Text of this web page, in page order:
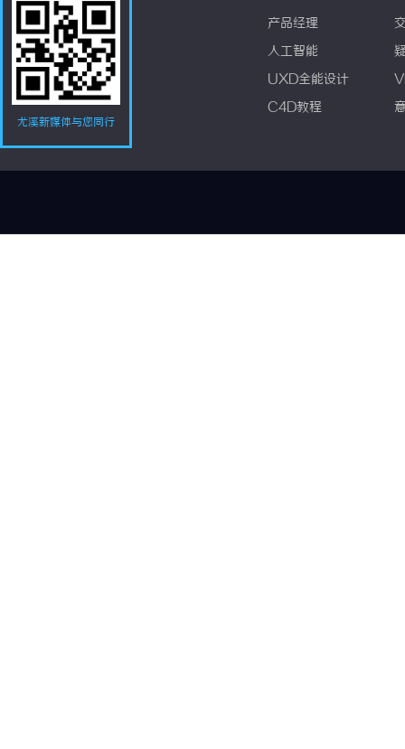
尤溪新媒体与您同行
产品经理
人工智能
UXD全能设计
C4D教程